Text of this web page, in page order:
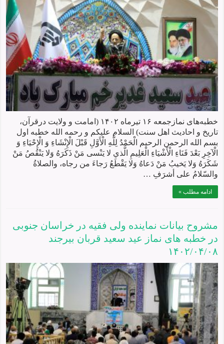
خطبه‌های نمازجمعه ۱۶ تیرماه ۱۴۰۲ (امامت و ولایت درقرآن،
تاریخ و احادیث اهل سنت) السلام علیکم و رحمه الله خطبه اول
بسم الله الرحمن الرحیم الْحَمْدُ لِلَّهِ الْأَوَّلِ قَبْلَ الْإِنْشَاءِ وَ الْإِحْيَاءِ وَ
الْآخِرِ بَعْدَ فَنَاءِ الْأَشْيَاءِ الْعَلِيمِ الَّذي لا يَنْسى مَنْ ذَكَرَهُ وَلا يَنْقُصُ مَنْ
شَكَرَهُ وَلا يَخيبُ مَنْ دَعاهُ وَلا يَقْطَعُ رَجاءَ من رجاه، والصلاةُ
والسّلامُ علی أشرَفِ …
ادامه مطلب »
مشروح بیانات نماينده ولی فقيه در خراسان جنوبی
در خطبه های نماز عید سعید قربان بيرجند
۱۴۰۲/۰۴/۰۸